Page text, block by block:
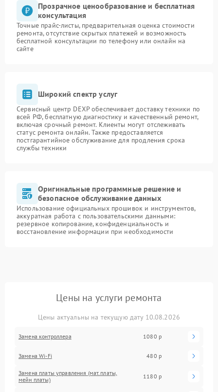
Прозрачное ценообразование и бесплатная
консультация
Точные прайс-листы, предварительная оценка стоимости
ремонта, отсутствие скрытых платежей и возможность
бесплатной консультации по телефону или онлайн на
сайте
Широкий спектр услуг
Сервисный центр DEXP обеспечивает доставку техники по
всей РФ, бесплатную диагностику и качественный ремонт,
включая срочный ремонт. Клиенты могут отслеживать
статус ремонта онлайн. Также предоставляется
постгарантийное обслуживание для продления срока
службы техники
Оригинальные программные решение и
безопасное обслуживание данных
Использование официальных прошивок и инструментов,
аккуратная работа с пользовательскими данными:
резервное копирование, конфиденциальность и
восстановление информации при необходимости
Цены на услуги ремонта
Цены актуальны на текущую дату 10.08.2026
Замена контроллера 1080 р
Замена Wi-Fi 480 р
Замена платы управления (мат.платы,
мейн платы)
1180 р